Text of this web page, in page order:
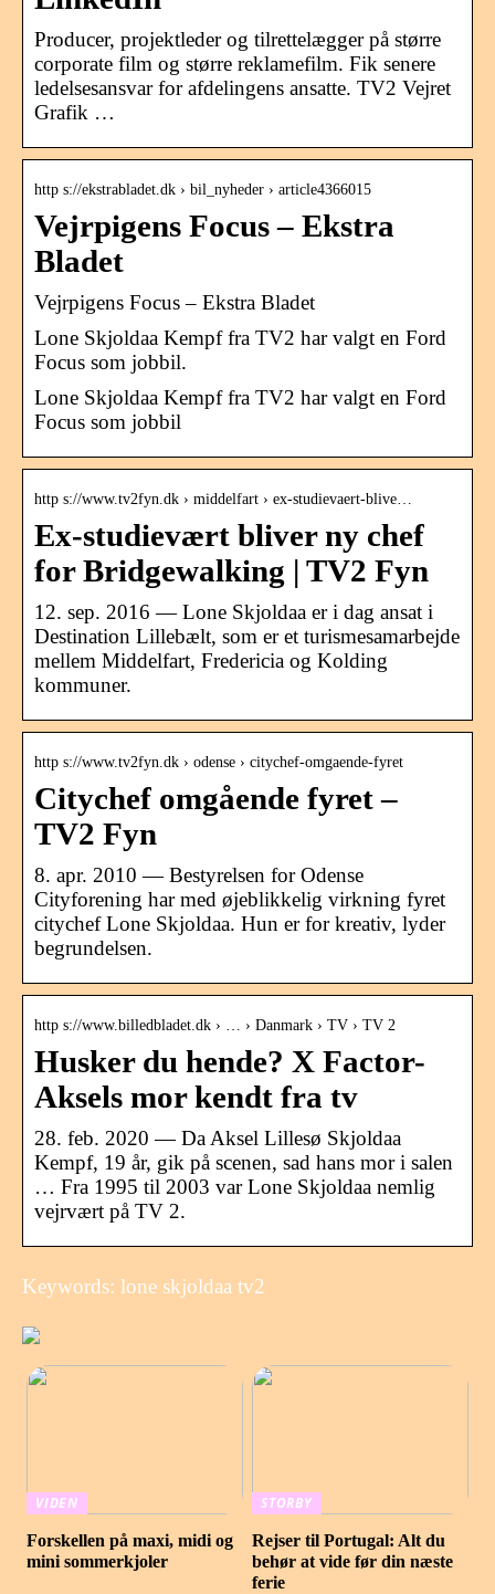
Producer, projektleder og tilrettelægger på større
corporate film og større reklamefilm. Fik senere
ledelsesansvar for afdelingens ansatte. TV2 Vejret
Grafik …
http s://ekstrabladet.dk › bil_nyheder › article4366015
Vejrpigens Focus – Ekstra
Bladet
Vejrpigens Focus – Ekstra Bladet
Lone Skjoldaa Kempf fra TV2 har valgt en Ford
Focus som jobbil.
Lone Skjoldaa Kempf fra TV2 har valgt en Ford
Focus som jobbil
http s://www.tv2fyn.dk › middelfart › ex-studievaert-blive…
Ex-studievært bliver ny chef
for Bridgewalking | TV2 Fyn
12. sep. 2016 — Lone Skjoldaa er i dag ansat i
Destination Lillebælt, som er et turismesamarbejde
mellem Middelfart, Fredericia og Kolding
kommuner.
http s://www.tv2fyn.dk › odense › citychef-omgaende-fyret
Citychef omgående fyret –
TV2 Fyn
8. apr. 2010 — Bestyrelsen for Odense
Cityforening har med øjeblikkelig virkning fyret
citychef Lone Skjoldaa. Hun er for kreativ, lyder
begrundelsen.
http s://www.billedbladet.dk › … › Danmark › TV › TV 2
Husker du hende? X Factor-
Aksels mor kendt fra tv
28. feb. 2020 — Da Aksel Lillesø Skjoldaa
Kempf, 19 år, gik på scenen, sad hans mor i salen
… Fra 1995 til 2003 var Lone Skjoldaa nemlig
vejrvært på TV 2.
Keywords: lone skjoldaa tv2
VIDEN
Forskellen på maxi, midi og
mini sommerkjoler
STORBY
Rejser til Portugal: Alt du
behør at vide før din næste
ferie